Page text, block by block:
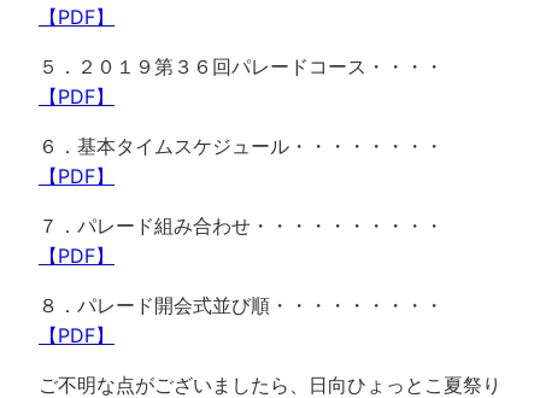
【PDF】
５．２０１９第３６回パレードコース・・・・
【PDF】
６．基本タイムスケジュール・・・・・・・・
【PDF】
７．パレード組み合わせ・・・・・・・・・・
【PDF】
８．パレード開会式並び順・・・・・・・・・
【PDF】
ご不明な点がございましたら、日向ひょっとこ夏祭り